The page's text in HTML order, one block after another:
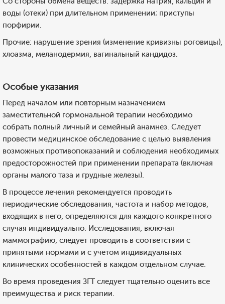
воды (отеки) при длительном применении; приступы
порфирии.
Прочие: нарушение зрения (изменение кривизны роговицы),
хлоазма, меланодермия, вагинальный кандидоз.
Особые указания
Перед началом или повторным назначением
заместительной гормональной терапии необходимо
собрать полный личный и семейный анамнез. Следует
провести медицинское обследование с целью выявления
возможных противопоказаний и соблюдения необходимых
предосторожностей при применении препарата (включая
органы малого таза и грудные железы).
В процессе лечения рекомендуется проводить
периодические обследования, частота и набор методов,
входящих в него, определяются для каждого конкретного
случая индивидуально. Исследования, включая
маммографию, следует проводить в соответствии с
принятыми нормами и с учетом индивидуальных
клинических особенностей в каждом отдельном случае.
Во время проведения ЗГТ следует тщательно оценить все
преимущества и риск терапии.